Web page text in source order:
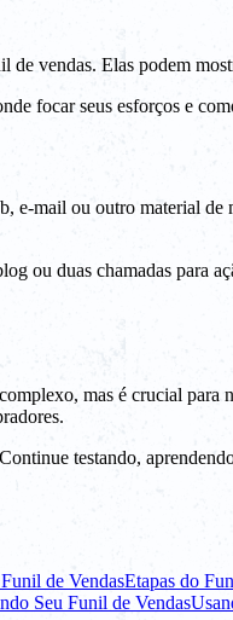
vendas. Elas podem
focar seus esforços e
e-mail ou outro material
ou duas chamadas para
mas é crucial
testando,
de VendasEtapas do
Seu Funil de Vendas